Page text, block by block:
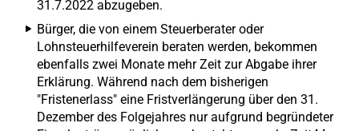
31.7.2022 abzugeben.
Bürger, die von einem Steuerberater oder
Lohnsteuerhilfeverein beraten werden, bekommen
ebenfalls zwei Monate mehr Zeit zur Abgabe ihrer
Erklärung. Während nach dem bisherigen
"Fristenerlass" eine Fristverlängerung über den 31.
Dezember des Folgejahres nur aufgrund begründeter